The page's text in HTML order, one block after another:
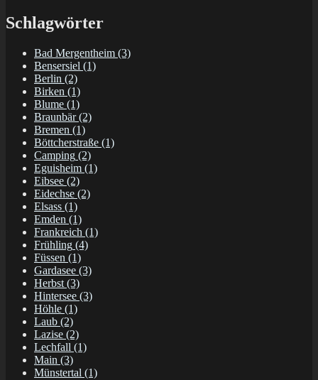
Schlagwörter
Bad Mergentheim (3)
Bensersiel (1)
Berlin (2)
Birken (1)
Blume (1)
Braunbär(2)
Bremen (1)
Böttcherstraße (1)
Camping (2)
Eguisheim (1)
Eibsee (2)
Eidechse (2)
Elsass (1)
Emden (1)
Frankreich (1)
Frühling (4)
Füssen (1)
Gardasee (3)
Herbst (3)
Hintersee (3)
Höhle (1)
Laub (2)
Lazise (2)
Lechfall (1)
Main (3)
Münstertal (1)